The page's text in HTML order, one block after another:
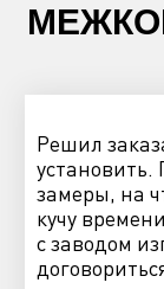
Решил
установить.
замеры, на
кучу
с заводом